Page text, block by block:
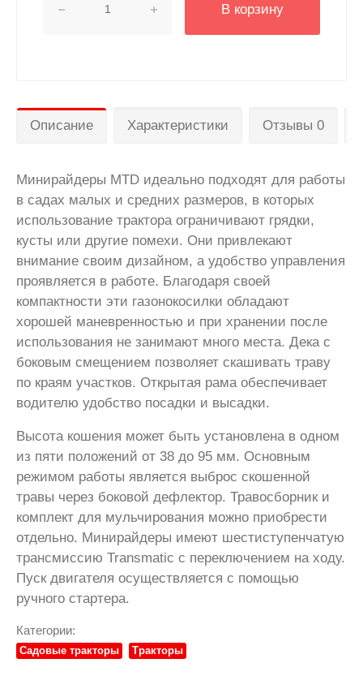
В корзину
Описание Характеристики Отзывы 0
Минирайдеры MTD идеально подходят для работы
в садах малых и средних размеров, в которых
использование трактора ограничивают грядки,
кусты или другие помехи. Они привлекают
внимание своим дизайном, а удобство управления
проявляется в работе. Благодаря своей
компактности эти газонокосилки обладают
хорошей маневренностью и при хранении после
использования не занимают много места. Дека с
боковым смещением позволяет скашивать траву
по краям участков. Открытая рама обеспечивает
водителю удобство посадки и высадки.
Высота кошения может быть установлена в одном
из пяти положений от 38 до 95 мм. Основным
режимом работы является выброс скошенной
травы через боковой дефлектор. Травосборник и
комплект для мульчирования можно приобрести
отдельно. Минирайдеры имеют шестиступенчатую
трансмиссию Transmatic с переключением на ходу.
Пуск двигателя осуществляется с помощью
ручного стартера.
Категории:
Садовые тракторы Тракторы